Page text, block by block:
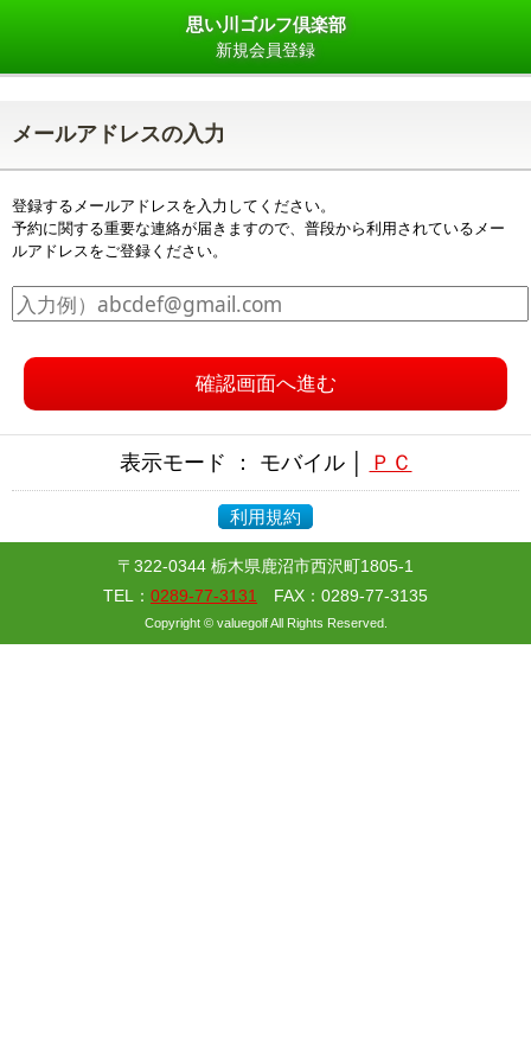
思い川ゴルフ倶楽部
新規会員登録
メールアドレスの入力
登録するメールアドレスを入力してください。
予約に関する重要な連絡が届きますので、普段から利用されているメー
ルアドレスをご登録ください。
確認画面へ進む
表示モード ： モバイル │ ＰＣ
利用規約
〒322-0344 栃木県鹿沼市西沢町1805-1
TEL： 0289-77-3131 FAX：0289-77-3135
Copyright © valuegolf All Rights Reserved.